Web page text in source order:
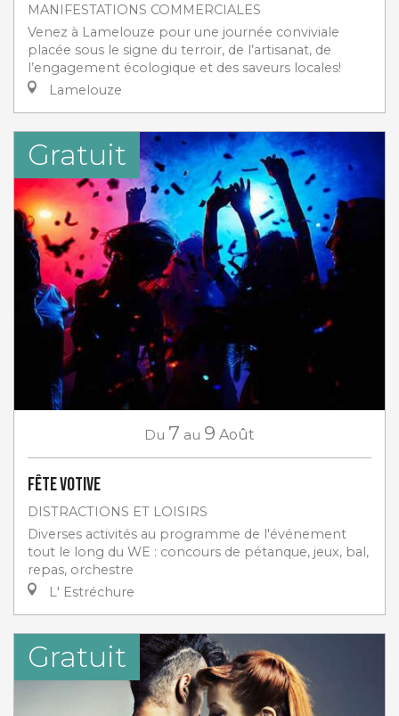
MANIFESTATIONS COMMERCIALES
Venez à Lamelouze pour une journée conviviale
placée sous le signe du terroir, de l’artisanat, de
l’engagement écologique et des saveurs locales!
Lamelouze
Gratuit
Du 7 au 9 Août
Fête votive
DISTRACTIONS ET LOISIRS
Diverses activités au programme de l'événement
tout le long du WE : concours de pétanque, jeux, bal,
repas, orchestre
L' Estréchure
Gratuit